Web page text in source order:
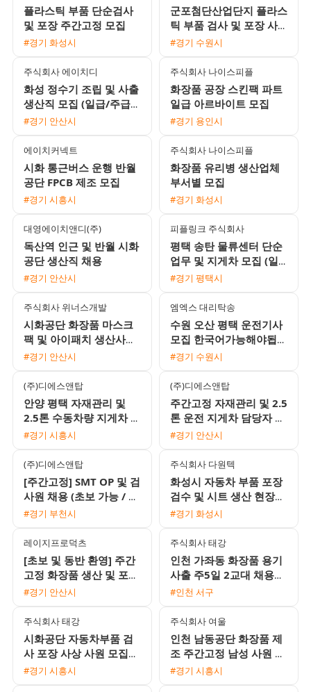
플라스틱 부품 단순검사
및 포장 주간고정 모집
#경기 화성시
군포첨단산업단지 플라스
틱 부품 검사 및 포장 사
원 모집 주급 정산 가능
#경기 수원시
주식회사 에이치디
화성 정수기 조립 및 사출
생산직 모집 (일급/주급/
월급 선택 가능)
#경기 안산시
주식회사 나이스피플
화장품 공장 스킨팩 파트
일급 아르바이트 모집
#경기 용인시
에이치커넥트
시화 통근버스 운행 반월
공단 FPCB 제조 모집
#경기 시흥시
주식회사 나이스피플
화장품 유리병 생산업체
부서별 모집
#경기 화성시
대영에이치앤디(주)
독산역 인근 및 반월 시화
공단 생산직 채용
#경기 안산시
피플링크 주식회사
평택 송탄 물류센터 단순
업무 및 지게차 모집 (일
급/알바 가능)
#경기 평택시
주식회사 위너스개발
시화공단 화장품 마스크
팩 및 아이패치 생산사원
모집 (주급 가능)
#경기 안산시
엠엑스 대리탁송
수원 오산 평택 운전기사
모집 한국어가능해야됩니
다
#경기 수원시
(주)디에스앤탑
안양 평택 자재관리 및
2.5톤 수동차량 지게차 운
전 주간고정 채용
#경기 시흥시
(주)디에스앤탑
주간고정 자재관리 및 2.5
톤 운전 지게차 담당자 모
집
#경기 안산시
(주)디에스앤탑
[주간고정] SMT OP 및 검
사원 채용 (초보 가능 / 동
반 지원 환영 / 식사 지원)
#경기 부천시
주식회사 다원텍
화성시 자동차 부품 포장
검수 및 시트 생산 현장
사원 채용
#경기 화성시
레이지프로덕츠
[초보 및 동반 환영] 주간
고정 화장품 생산 및 포장
모집 (월 320~330만원
#경기 안산시
주식회사 태강
인천 가좌동 화장품 용기
사출 주5일 2교대 채용
(에어컨 완비 / 정직원 전
#인천 서구
주식회사 태강
시화공단 자동차부품 검
사 포장 사상 사원 모집
주간 단기 가능 통근버스
#경기 시흥시
주식회사 여울
인천 남동공단 화장품 제
조 주간고정 남성 사원 모
집 시급 15000원 일당 익
#경기 시흥시